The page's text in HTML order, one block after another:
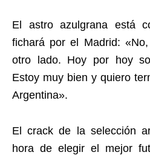
El astro azulgrana está
fichará por el Madrid:
otro lado. Hoy por hoy
Estoy muy bien y quiero
Argentina».
El crack de la selección
hora de elegir el mejor